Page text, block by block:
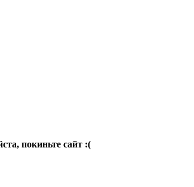
покиньте сайт :(